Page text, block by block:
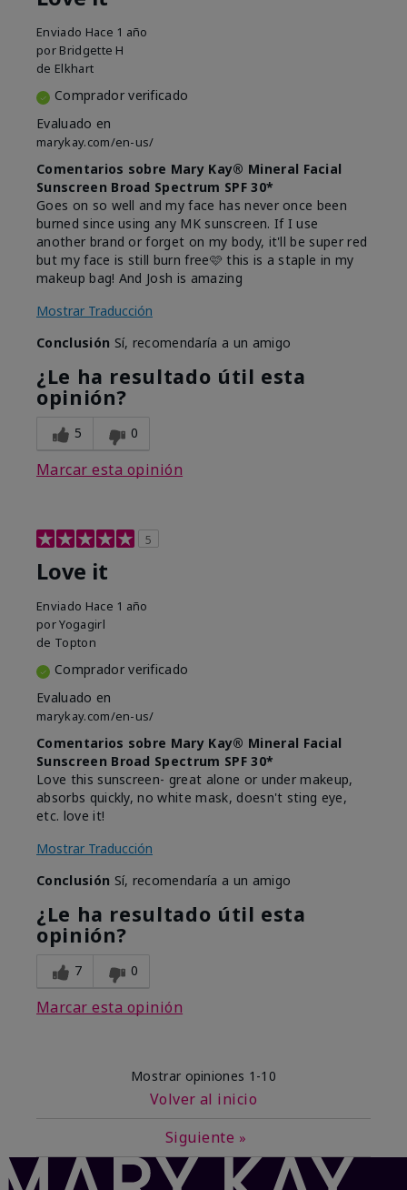
Enviado Hace 1 año
por Bridgette H
de Elkhart
Comprador verificado
Evaluado en
marykay.com/en-us/
Comentarios sobre Mary Kay® Mineral Facial
Sunscreen Broad Spectrum SPF 30*
Goes on so well and my face has never once been
burned since using any MK sunscreen. If I use
another brand or forget on my body, it'll be super red
but my face is still burn free🩷 this is a staple in my
makeup bag! And Josh is amazing
Mostrar Traducción
Conclusión Sí, recomendaría a un amigo
¿Le ha resultado útil esta
opinión?
5 0
Marcar esta opinión
5
Love it
Enviado Hace 1 año
porYogagirl
de Topton
Comprador verificado
Evaluado en
marykay.com/en-us/
Comentarios sobre Mary Kay® Mineral Facial
Sunscreen Broad Spectrum SPF 30*
Love this sunscreen- great alone or under makeup,
absorbs quickly, no white mask, doesn't sting eye,
etc. love it!
Mostrar Traducción
Conclusión Sí, recomendaría a un amigo
¿Le ha resultado útil esta
opinión?
7 0
Marcar esta opinión
Mostrar opiniones 1-10
Volver al inicio
Siguiente »